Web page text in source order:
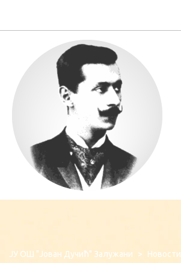
ЈУ ОШ "Јован Дучић" Залужани > Новости